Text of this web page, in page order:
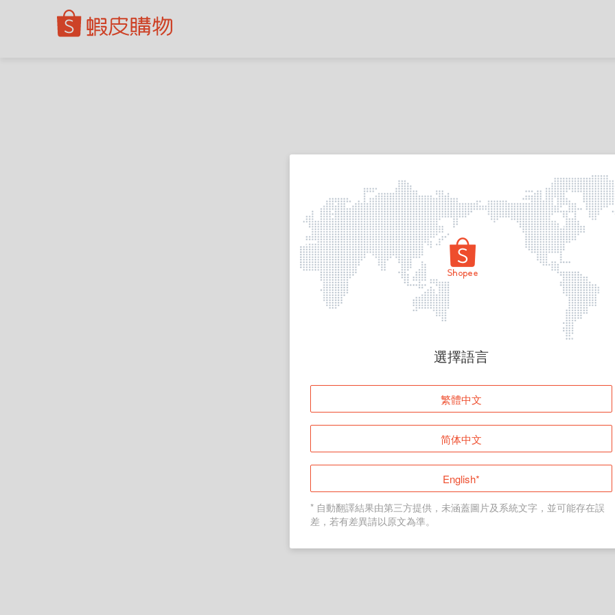
頁面無法顯示
登入
返回首頁
選擇語言
繁體中文
简体中文
English*
* 自動翻譯結果由第三方提供，未涵蓋圖片及系統文字，並可能存在誤
差，若有差異請以原文為準。